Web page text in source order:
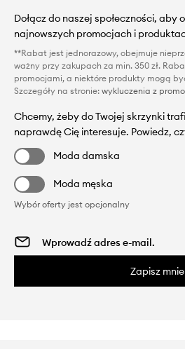
Dołącz do naszej społeczności,
najnowszych promocjach i
**Rabat jest jednorazowy, obejmuje
ważny przy zakupach za min. 350 zł.
promocjami, a niektóre produkty mogą
Szczegóły na stronie: wykluczenia z
Chcemy, żeby do Twojej skrzynki
naprawdę Cię interesuje. Powiedz,
Moda damska
Moda męska
Wybór oferty jest opcjonalny
Zapisz mnie